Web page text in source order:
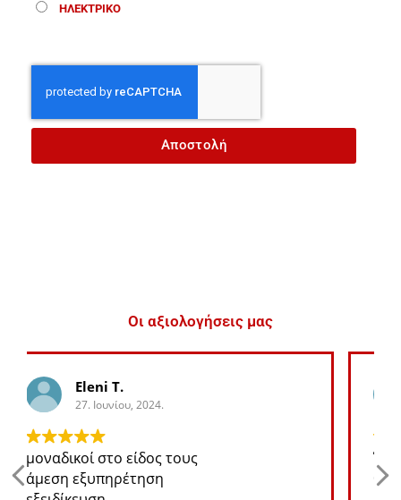
ΗΛΕΚΤΡΙΚΟ
Αποστολή
Οι αξιολογήσεις μας
27. Ιουνίου, 2024.
Ότι ανταλλακτικό χρειάζομαι για το jeep
θα το βρω σε καλή τιμή